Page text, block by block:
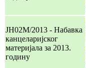
ЈН02М/2013 - Набавка
канцеларијског
материјала за 2013.
годину